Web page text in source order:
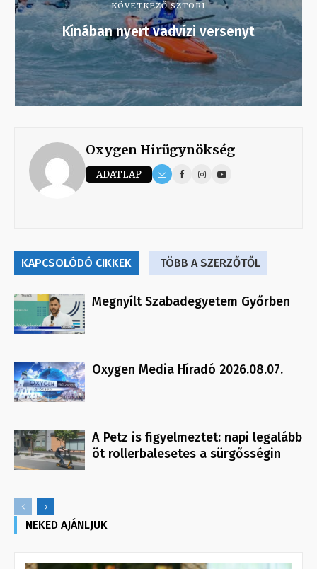
KÖVETKEZŐ SZTORI
Kínában nyert vadvízi versenyt
Oxygen Hirügynökség
ADATLAP
KAPCSOLÓDÓ CIKKEK TÖBB A SZERZŐTŐL
Megnyílt Szabadegyetem Győrben
Oxygen Media Híradó 2026.08.07.
A Petz is figyelmeztet: napi legalább
öt rollerbalesetes a sürgősségin
NEKED AJÁNLJUK